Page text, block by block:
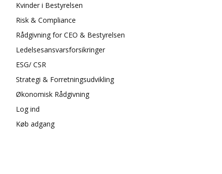
Kvinder i Bestyrelsen
Risk & Compliance
Rådgivning for CEO & Bestyrelsen
Ledelsesansvarsforsikringer
ESG/ CSR
Strategi & Forretningsudvikling
Økonomisk Rådgivning
Log ind
Køb adgang